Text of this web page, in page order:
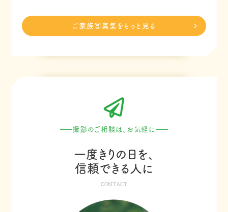
ご家族写真集をもっと見る
撮影のご相談は、お気軽に
一度きりの日を、
信頼できる人に
CONTACT